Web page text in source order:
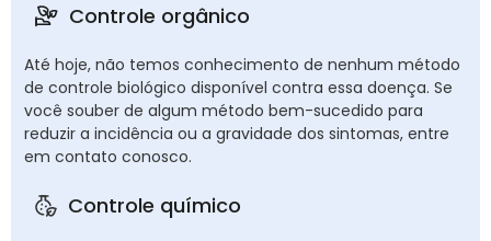
Controle orgânico
Até hoje, não temos conhecimento de nenhum método
de controle biológico disponível contra essa doença. Se
você souber de algum método bem-sucedido para
reduzir a incidência ou a gravidade dos sintomas, entre
em contato conosco.
Controle químico